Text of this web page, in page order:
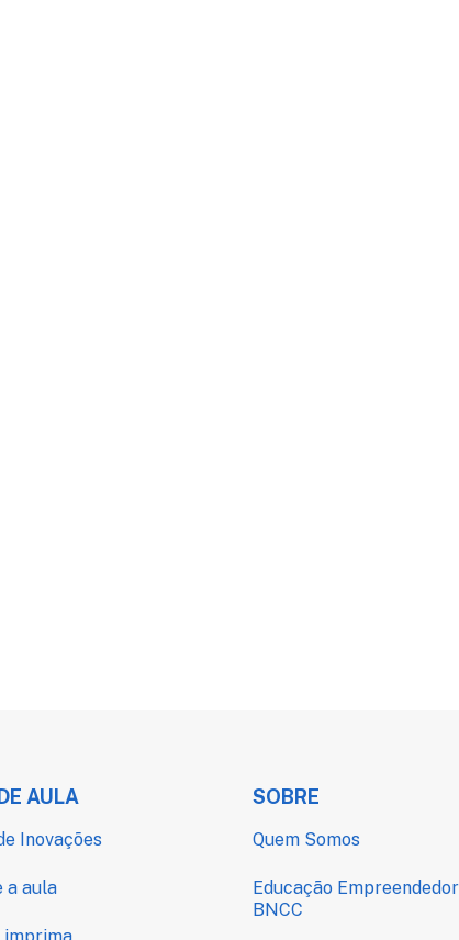
AULA
Inovações
a aula
SOBRE
Quem Somos
Educação
BNCC